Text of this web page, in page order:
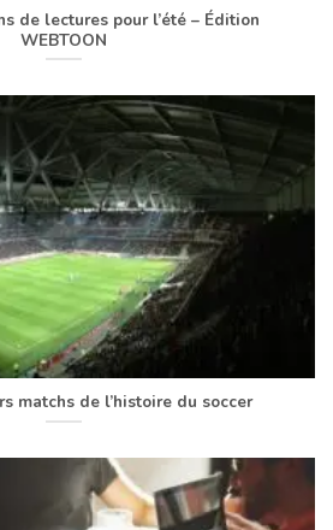
de lectures pour l’été – Édition
WEBTOON
matchs de l’histoire du soccer